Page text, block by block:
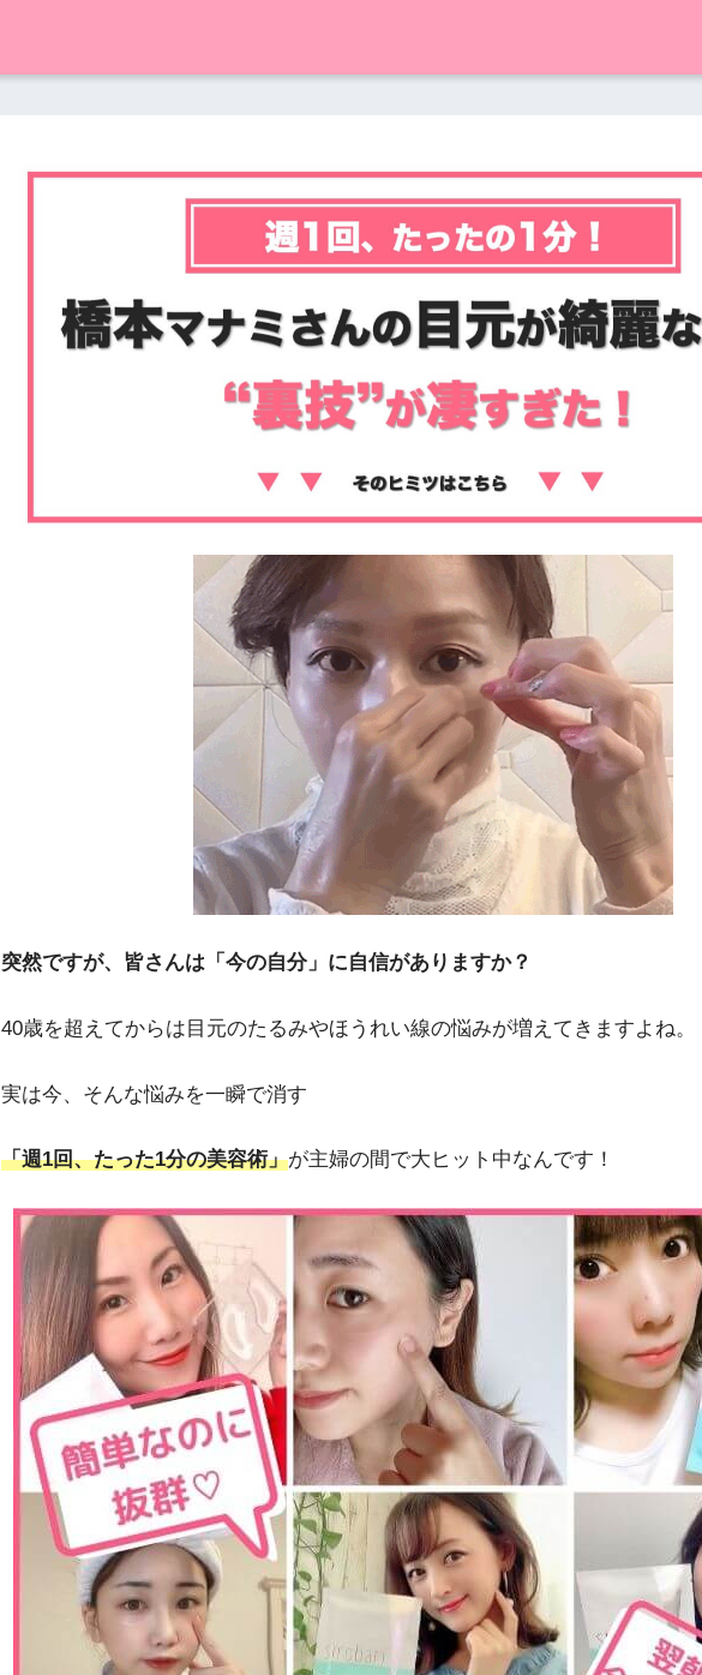
突然ですが、皆さんは「今の自分」に自信がありますか？
40歳を超えてからは目元のたるみやほうれい線の悩みが増えてきますよね。
実は今、そんな悩みを一瞬で消す
「週1回、たった1分の美容術」が主婦の間で大ヒット中なんです！